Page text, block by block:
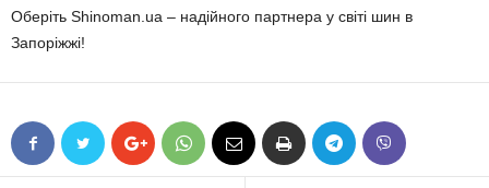
Оберіть Shinoman.ua – надійного партнера у світі шин в
Запоріжжі!